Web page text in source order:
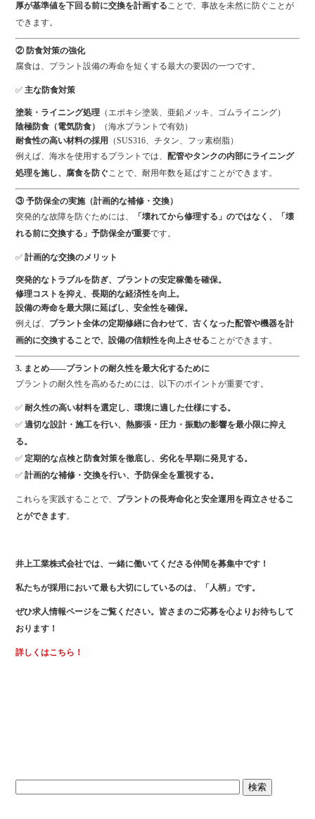
厚が基準値を下回る前に交換を計画する ことで、事故を未然に防ぐことが
できます。
② 防食対策の強化
腐食は、プラント設備の寿命を短くする最大の要因の一つです。
✅主な防食対策
塗装・ライニング処理 （エポキシ塗装、亜鉛メッキ、ゴムライニング）
陰極防食（電気防食）
（海水プラントで有効）
耐食性の高い材料の採用 （SUS316、チタン、フッ素樹脂）
例えば、海水を使用するプラントでは、配管やタンクの内部にライニング
処理を施し、腐食を防ぐ ことで、耐用年数を延ばすことができます。
③ 予防保全の実施（計画的な補修・交換）
突発的な故障を防ぐためには、
「壊れてから修理する」のではなく、「壊
れる前に交換する」予防保全が重要です。
✅計画的な交換のメリット
突発的なトラブルを防ぎ、プラントの安定稼働を確保。
修理コストを抑え、長期的な経済性を向上。
設備の寿命を最大限に延ばし、安全性を確保。
例えば、 プラント全体の定期修繕に合わせて、古くなった配管や機器を計
画的に交換することで、設備の信頼性を向上させる ことができます。
3. まとめ——プラントの耐久性を最大化するために
プラントの耐久性を高めるためには、以下のポイントが重要です。
✅耐久性の高い材料を選定し、環境に適した仕様にする。
✅適切な設計・施工を行い、熱膨張・圧力・振動の影響を最小限に抑え
る。
✅ 定期的な点検と防食対策を徹底し、劣化を早期に発見する。
✅計画的な補修・交換を行い、予防保全を重視する。
これらを実践することで、 プラントの長寿命化と安全運用を両立させるこ
とができます。
井上工業株式会社では、一緒に働いてくださる仲間を募集中です！
私たちが採用において最も大切にしているのは、「人柄」です。
ぜひ求人情報ページをご覧ください。皆さまのご応募を心よりお待ちして
おります！
詳しくはこちら！